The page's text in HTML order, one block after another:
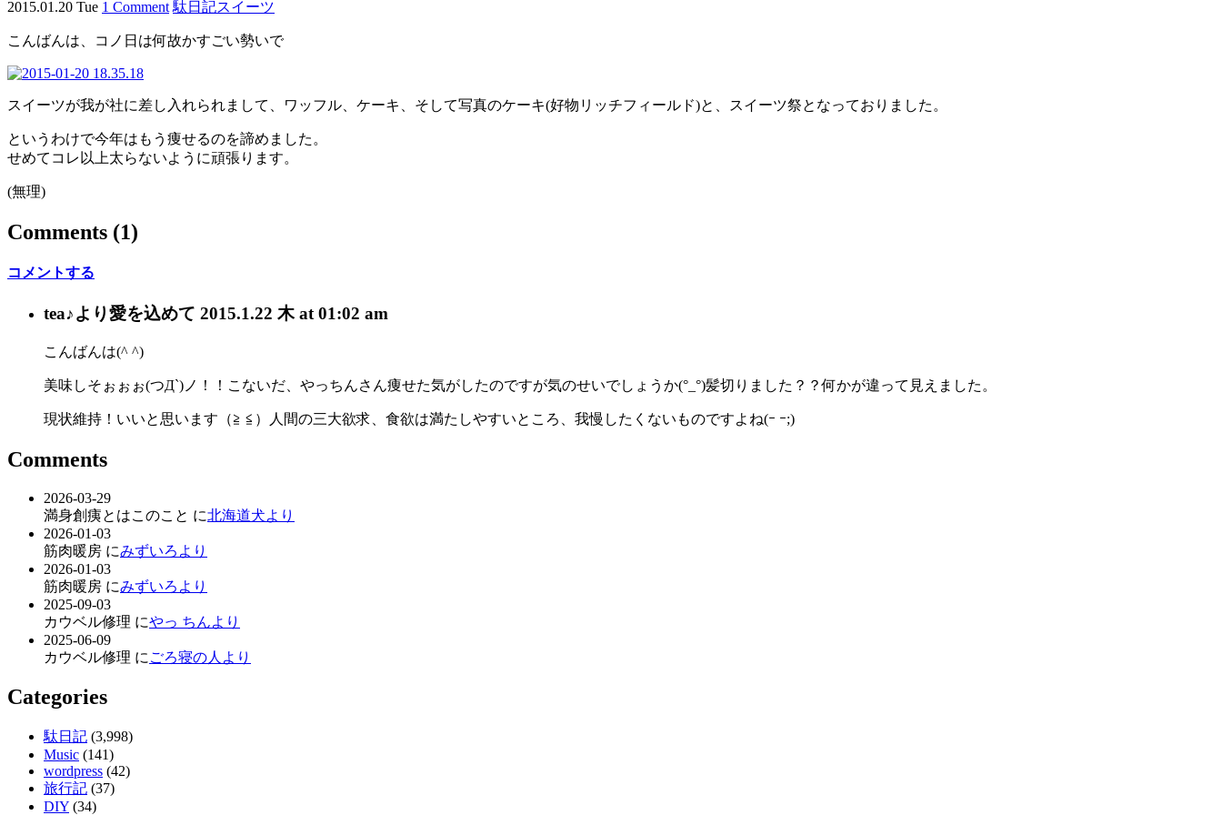
2015.01.20 Tue 1 Comment 駄日記スイーツ
こんばんは、コノ日は何故かすごい勢いで
スイーツが我が社に差し入れられまして、ワッフル、ケーキ、そして写真のケーキ(好物リッチフィールド)と、スイーツ祭となっておりました。
というわけで今年はもう痩せるのを諦めました。
せめてコレ以上太らないように頑張ります。
(無理)
Comments (1)
コメントする
tea♪より愛を込めて 2015.1.22 木 at 01:02 am
こんばんは(^ ^)
美味しそぉぉぉ(つД`)ノ！！こないだ、やっちんさん痩せた気がしたのですが気のせいでしょうか(°_°)髪切りました？？何かが違って見えました。
現状維持！いいと思います（≧ ≦）人間の三大欲求、食欲は満たしやすいところ、我慢したくないものですよね(ｰ ｰ;)
Comments
2026-03-29
満身創痍とはこのこと に北海道犬より
2026-01-03
筋肉暖房 にみずいろより
2026-01-03
筋肉暖房 にみずいろより
2025-09-03
カウベル修理 にやっ ちんより
2025-06-09
カウベル修理 に ごろ寝の人より
Categories
駄日記 (3,998)
Music (141)
wordpress (42)
旅行記 (37)
DIY (34)